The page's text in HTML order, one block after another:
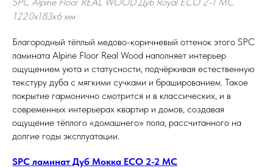
1220х183х6 мм
Благородный тёплый медово-коричневый оттенок этого SPC
ламината Alpine Floor Real Wood наполняет интерьер
ощущением уюта и статусности, подчёркивая естественную
текстуру дуба с мягкими сучками и брашированием. Такое
покрытие гармонично смотрится и в классических, и в
современных интерьерах квартир и домов, создавая
ощущение тёплого «домашнего» пола, рассчитанного на
долгие годы эксплуатации.
SPC ламинат Дуб Мокка ECO 2-2 MC